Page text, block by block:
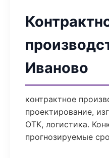
Иваново
контрактное
проектирование,
ОТК, логистика.
прогнозируемые